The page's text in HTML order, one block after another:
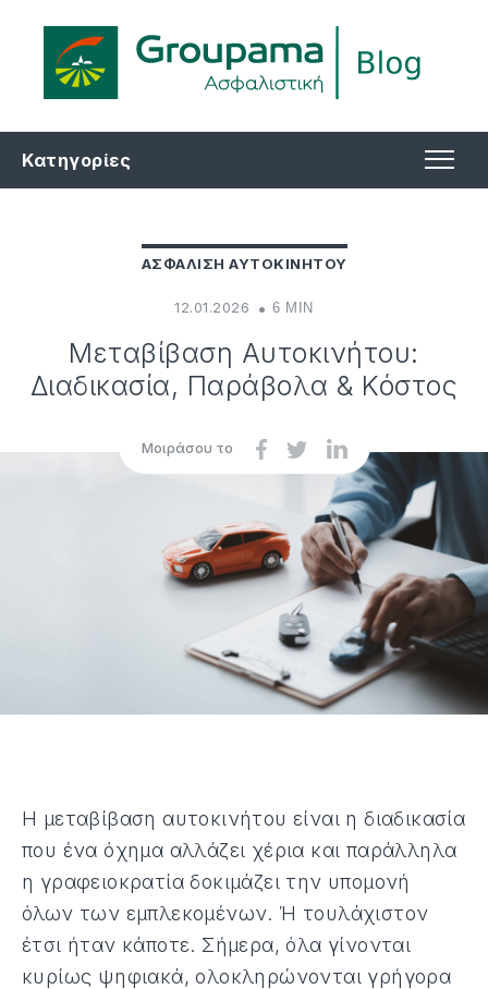
Κατηγορίες
ΑΣΦΑΛΙΣΗ ΑΥΤΟΚΙΝΗΤΟΥ
12.01.2026 6 MIN
Μεταβίβαση Αυτοκινήτου:
Διαδικασία, Παράβολα & Κόστος
Μοιράσου το
Η μεταβίβαση αυτοκινήτου είναι η διαδικασία
που ένα όχημα αλλάζει χέρια και παράλληλα
η γραφειοκρατία δοκιμάζει την υπομονή
όλων των εμπλεκομένων. Ή τουλάχιστον
έτσι ήταν κάποτε. Σήμερα, όλα γίνονται
κυρίως ψηφιακά, ολοκληρώνονται γρήγορα